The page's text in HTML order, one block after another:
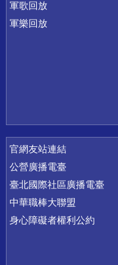
軍歌回放
軍樂回放
官網友站連結
公營廣播電臺
臺北國際社區廣播電臺
中華職棒大聯盟
身心障礙者權利公約